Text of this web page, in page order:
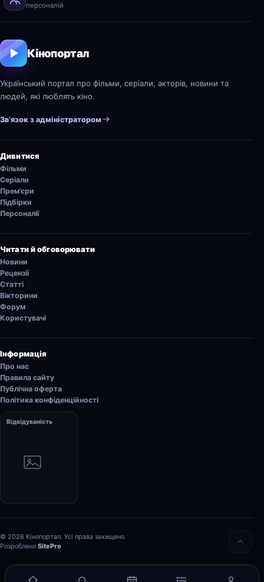
персоналій
Кінопортал
Український портал про фільми, серіали, акторів, новини та
людей, які люблять кіно.
Зв’язок з адміністратором
Дивитися
Фільми
Серіали
Прем’єри
Підбірки
Персоналії
Читати й обговорювати
Новини
Рецензії
Статті
Вікторини
Форум
Користувачі
Інформація
Про нас
Правила сайту
Публічна оферта
Політика конфіденційності
Відвідуваність
© 2026 Кінопортал. Усі права захищено.
Розроблено SitePro